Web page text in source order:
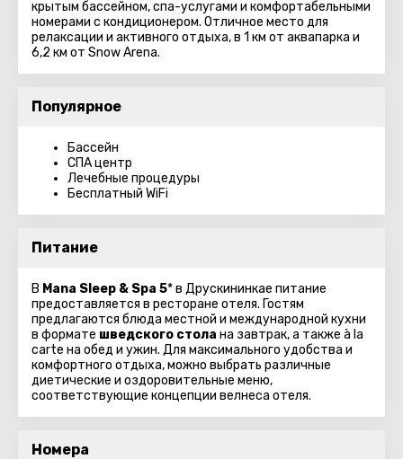
крытым бассейном, спа-услугами и комфортабельными
номерами с кондиционером. Отличное место для
релаксации и активного отдыха, в 1 км от аквапарка и
6,2 км от Snow Arena.
Популярное
Бассейн
СПА центр
Лечебные процедуры
Бесплатный WiFi
Питание
В Mana Sleep & Spa 5* в Друскининкае питание
предоставляется в ресторане отеля. Гостям
предлагаются блюда местной и международной кухни
в формате шведского стола на завтрак, а также à la
carte на обед и ужин. Для максимального удобства и
комфортного отдыха, можно выбрать различные
диетические и оздоровительные меню,
соответствующие концепции велнеса отеля.
Номера